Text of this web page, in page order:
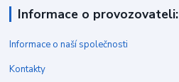
Informace o provozovateli:
Informace o naší společnosti
Kontakty